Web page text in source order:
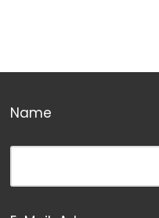
Name